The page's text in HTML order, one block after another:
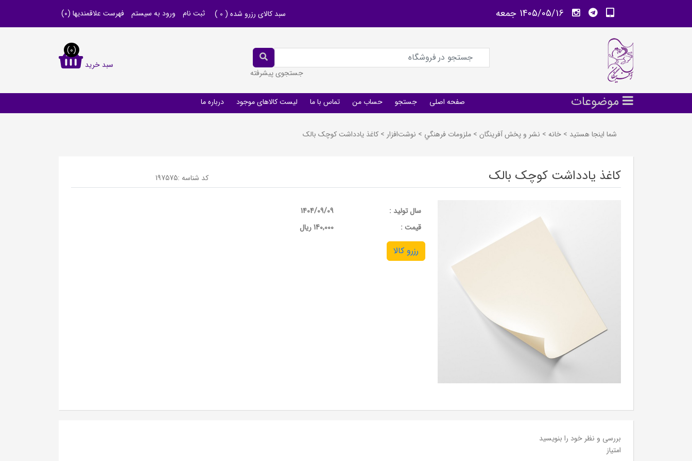
1405/05/16 جمعه سبد کالای رزرو شده ( 0
) ثبت نام ورود به سیستم فهرست علاقمندیها (0)
جستجوی پیشرفته
سبد خرید
(0)
موضوعات صفحه اصلی جستجو حساب من تماس با ما لیست کالاهای موجود درباره ما
شما اینجا هستید > خانه > نشر و پخش آفرينگان > ملزومات فرهنگي > نوشت‌افزار > کاغذ یادداشت کوچک بالک
کاغذ یادداشت کوچک بالک کد شناسه :197575
سال تولید :
1404/09/09
قيمت :
140,000 ریال
رزرو کالا
بررسی و نظر خود را بنویسید
امتیاز